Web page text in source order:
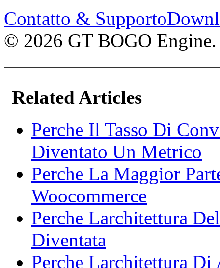
Contatto & Supporto
© 2026 GT BOGO
Related Articles
Perche Il Tasso Di
Diventato Un Metrico
Perche La Maggior
Woocommerce
Perche Larchitettura
Diventata
Perche Larchitettura